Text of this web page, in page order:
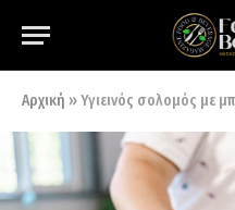
Αρχική »Υγιεινός σολομός με